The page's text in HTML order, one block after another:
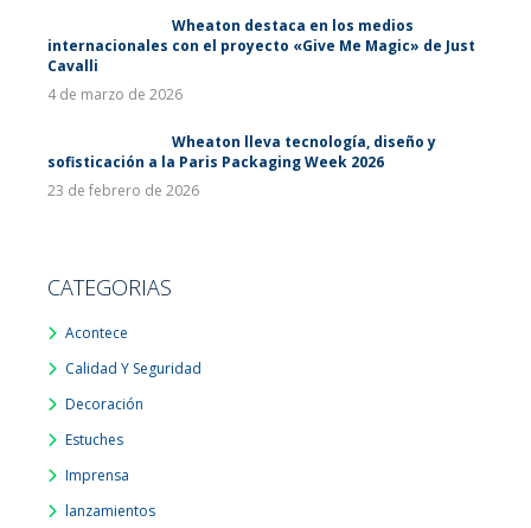
Wheaton destaca en los medios
internacionales con el proyecto «Give Me Magic» de Just
Cavalli
4 de marzo de 2026
Wheaton lleva tecnología, diseño y
sofisticación a la Paris Packaging Week 2026
23 de febrero de 2026
CATEGORIAS
Acontece
Calidad Y Seguridad
Decoración
Estuches
Imprensa
lanzamientos